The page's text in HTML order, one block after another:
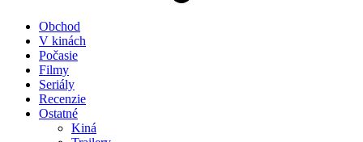
Obchod
V kinách
Počasie
Filmy
Seriály
Recenzie
Ostatné
Kiná